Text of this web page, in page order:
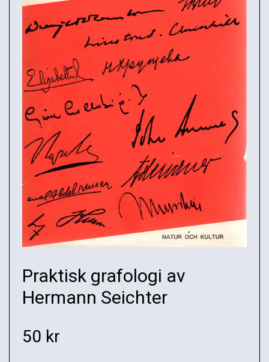
Praktisk grafologi av
Hermann Seichter
50 kr